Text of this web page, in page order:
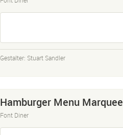
Gestalter: Stuart Sandler
Hamburger Menu Marquee
Font Diner